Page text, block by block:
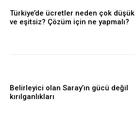
Türkiye’de ücretler neden çok düşük
ve eşitsiz? Çözüm için ne yapmalı?
Belirleyici olan Saray’ın gücü değil
kırılganlıkları